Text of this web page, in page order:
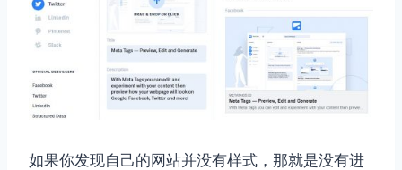
如果你发现自己的网站并没有样式，那就是没有进